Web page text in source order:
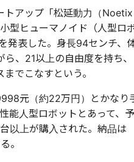
トアップ「松延動力（Noetix
型ヒューマノイド（人型ロ
発表した。身長94センチ、
、21以上の自由度を持ち、
でこなすという。
元（約22万円）とかなり
能人型ロボットとあって、予
以上が購入された。納品は
。